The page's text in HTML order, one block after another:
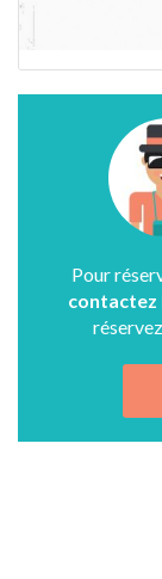
Pour
contactez